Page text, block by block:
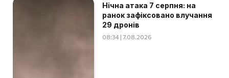
Нічна атака 7 серпня: на
ранок зафіксовано влучання
29 дронів
08:34 | 7.08.2026